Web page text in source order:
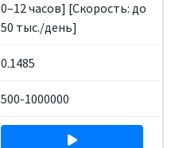
0–12 часов] [Скорость: до
50 тыс./день]
0.1485
500-1000000